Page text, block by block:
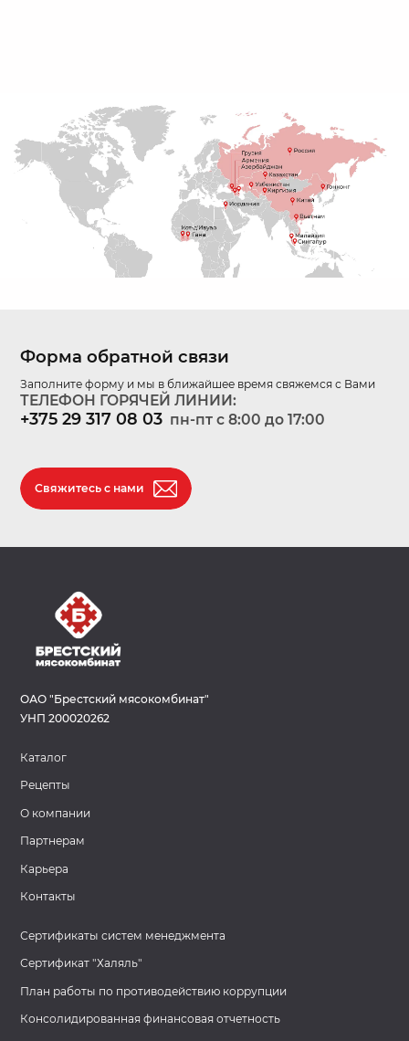
Форма обратной связи
Заполните форму и мы в ближайшее время свяжемся с Вами
ТЕЛЕФОН ГОРЯЧЕЙ ЛИНИИ:
+375 29 317 08 03 пн-пт c 8:00 до 17:00
Свяжитесь с нами
ОАО "Брестский мясокомбинат"
УНП 200020262
Каталог
Рецепты
О компании
Партнерам
Карьера
Контакты
Сертификаты систем менеджмента
Сертификат "Халяль"
План работы по противодействию коррупции
Консолидированная финансовая отчетность